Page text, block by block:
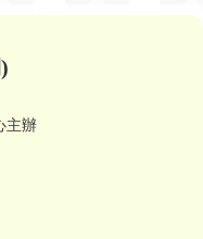
主辦